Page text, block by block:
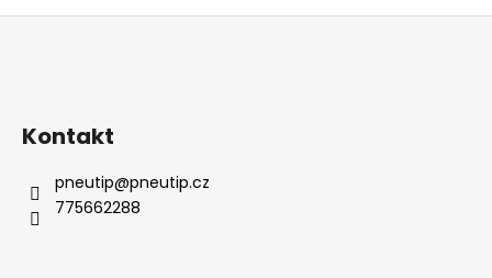
Z
Kontakt
pneutip@pneutip.cz
775662288